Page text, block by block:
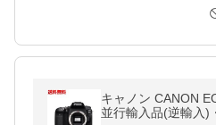
キャノン CANON
並行輸入品(逆輸入)